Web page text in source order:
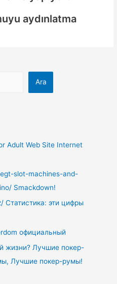
aydınlatma
Ara
Adult Web Site Internet
slot-machines-and-
Smackdown!
Статистика: эти цифры
официальный
жизни? Лучшие покер-
Лучшие покер-румы!